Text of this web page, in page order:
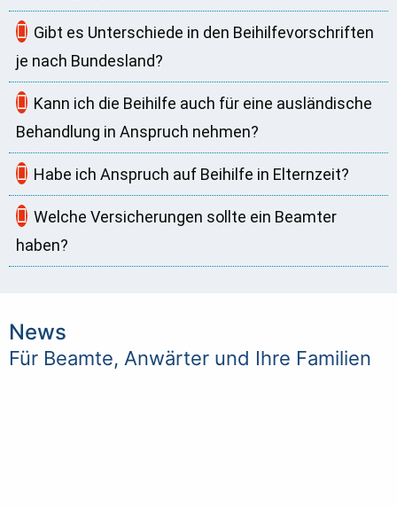
Gibt es Unterschiede in den Beihilfevorschriften
je nach Bundesland?
Kann ich die Beihilfe auch für eine ausländische
Behandlung in Anspruch nehmen?
Habe ich Anspruch auf Beihilfe in Elternzeit?
Welche Versicherungen sollte ein Beamter
haben?
News
Für Beamte, Anwärter und Ihre Familien